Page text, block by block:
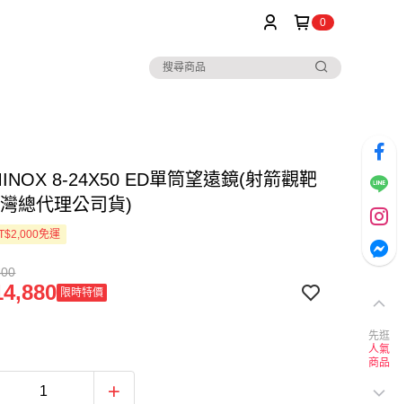
0
8-24X50 ED單筒望遠鏡(射箭觀靶
總代理公司貨)
免運
限時特價
先逛
人氣
商品